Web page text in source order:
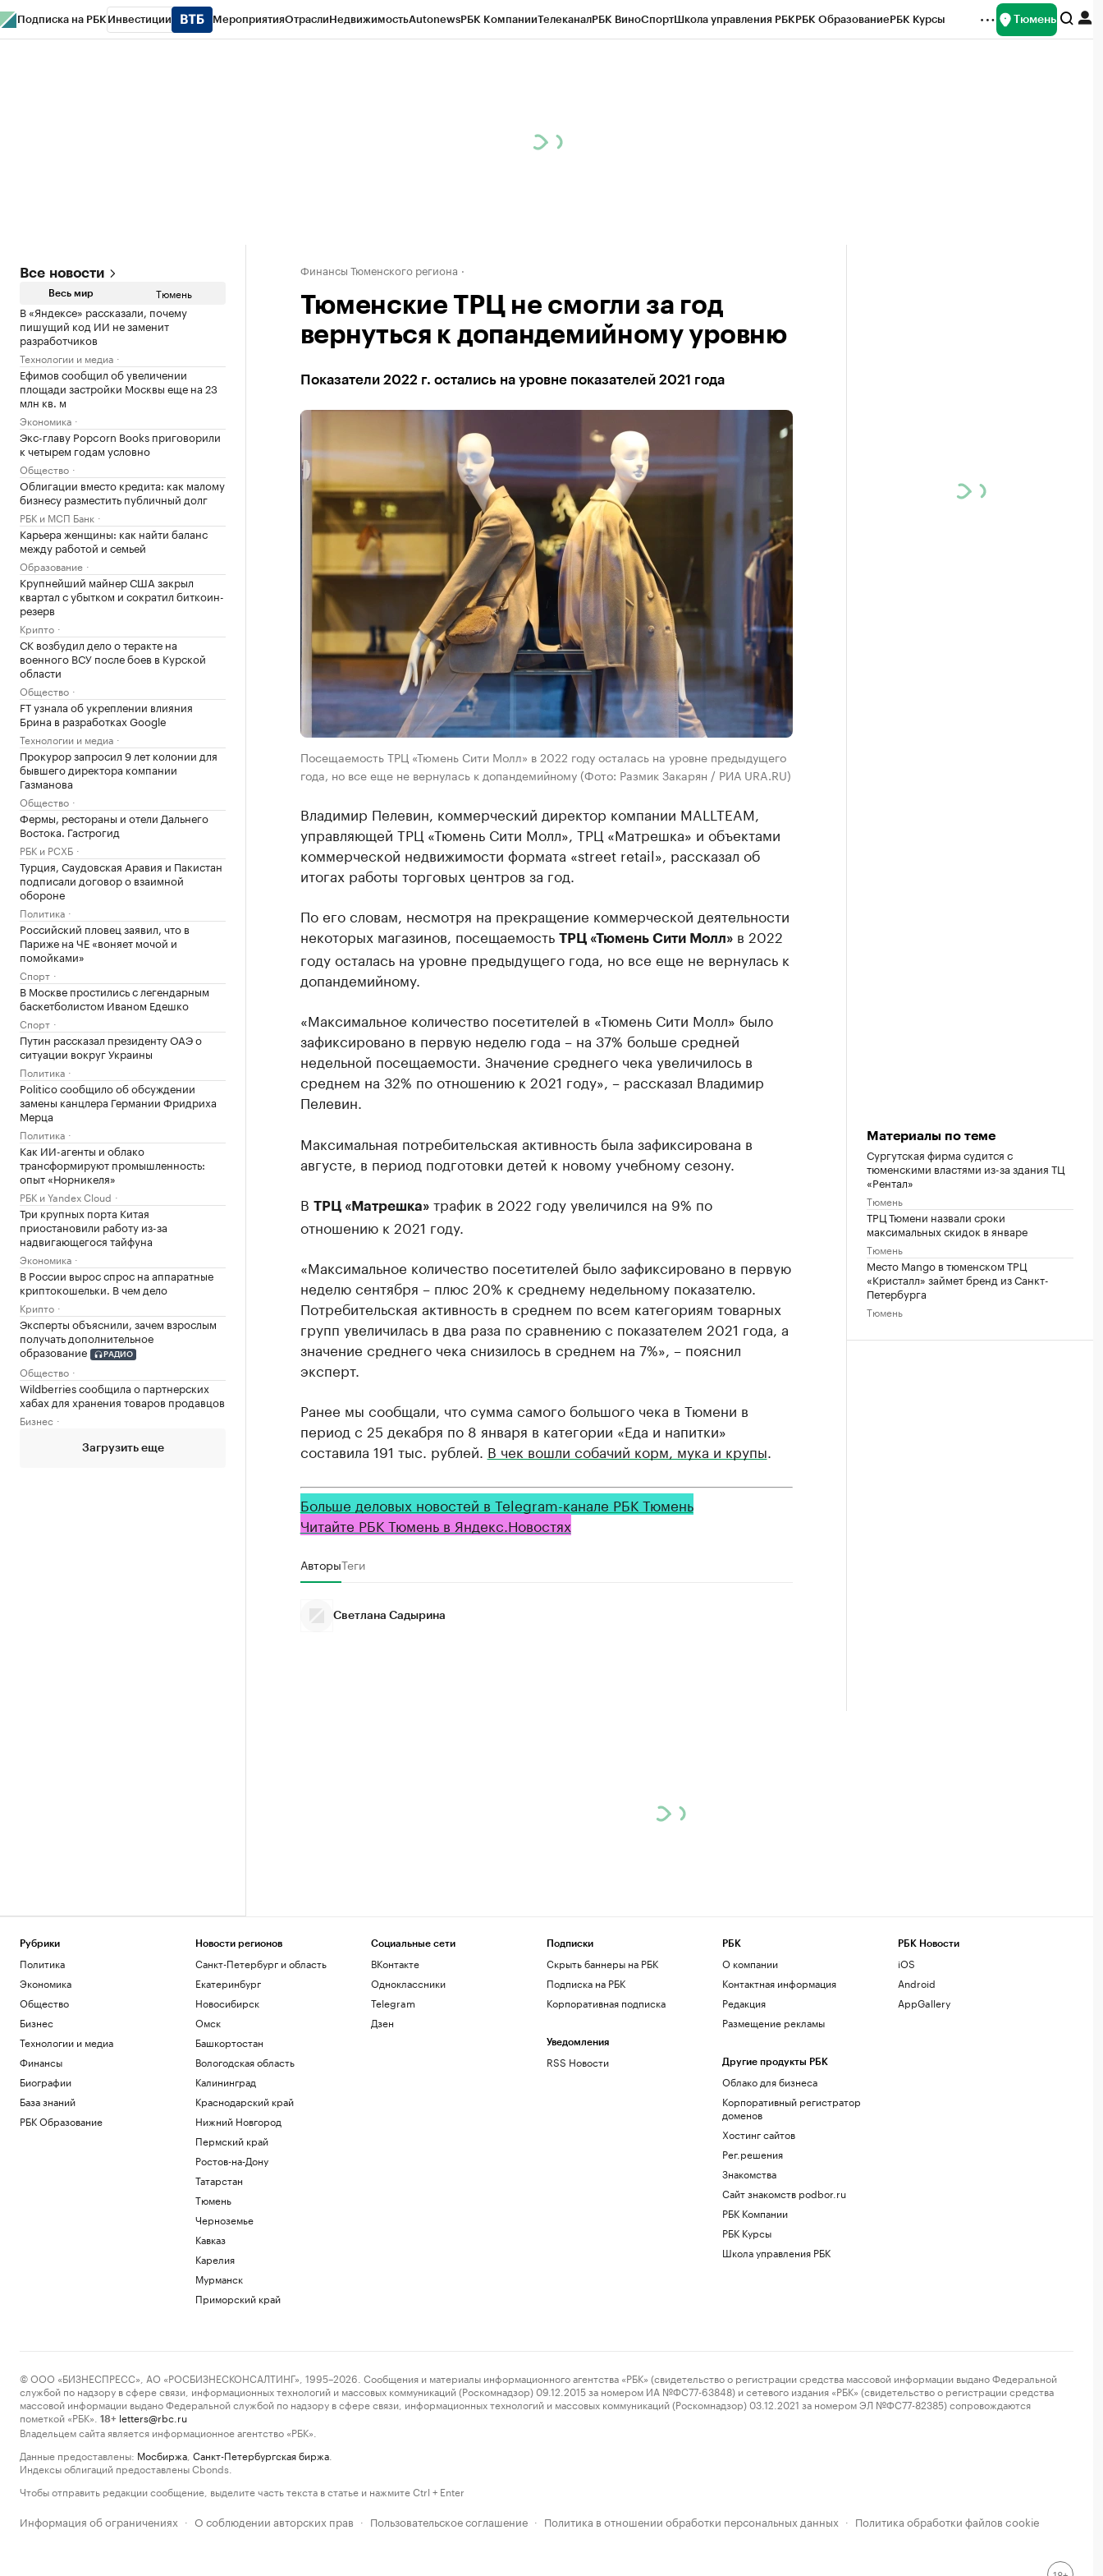
Подписка на РБК Инвестиции МероприятияОтраслиНедвижимостьAutonewsРБК КомпанииТелеканалРБК ВиноСпортШкола управления РБКРБК ОбразованиеРБК Курсы Тюмень
Все новости
Весь мир Тюмень
В «Яндексе» рассказали, почему
пишущий код ИИ не заменит
разработчиков
Технологии и медиа
Ефимов сообщил об увеличении
площади застройки Москвы еще на 23
млн кв. м
Экономика
Экс-главу Popcorn Books приговорили
к четырем годам условно
Общество
Облигации вместо кредита: как малому
бизнесу разместить публичный долг
РБК и МСП Банк
Карьера женщины: как найти баланс
между работой и семьей
Образование
Крупнейший майнер США закрыл
квартал с убытком и сократил биткоин-
резерв
Крипто
СК возбудил дело о теракте на
военного ВСУ после боев в Курской
области
Общество
FT узнала об укреплении влияния
Брина в разработках Google
Технологии и медиа
Прокурор запросил 9 лет колонии для
бывшего директора компании
Газманова
Общество
Фермы, рестораны и отели Дальнего
Востока. Гастрогид
РБК и РСХБ
Турция, Саудовская Аравия и Пакистан
подписали договор о взаимной
обороне
Политика
Российский пловец заявил, что в
Париже на ЧЕ «воняет мочой и
помойками»
Спорт
В Москве простились с легендарным
баскетболистом Иваном Едешко
Спорт
Путин рассказал президенту ОАЭ о
ситуации вокруг Украины
Политика
Politico сообщило об обсуждении
замены канцлера Германии Фридриха
Мерца
Политика
Как ИИ-агенты и облако
трансформируют промышленность:
опыт «Норникеля»
РБК и Yandex Cloud
Три крупных порта Китая
приостановили работу из-за
надвигающегося тайфуна
Экономика
В России вырос спрос на аппаратные
криптокошельки. В чем дело
Крипто
Эксперты объяснили, зачем взрослым
получать дополнительное
образование
РАДИО
Общество
Wildberries сообщила о партнерских
хабах для хранения товаров продавцов
Бизнес
Загрузить еще
Финансы Тюменского региона
Тюменские ТРЦ не смогли за год
вернуться к допандемийному уровню
Показатели 2022 г. остались на уровне показателей 2021 года
Посещаемость ТРЦ «Тюмень Сити Молл» в 2022 году осталась на уровне предыдущего
года, но все еще не вернулась к допандемийному (Фото: Размик Закарян / РИА URA.RU)
Владимир Пелевин, коммерческий директор компании MALLTEAM,
управляющей ТРЦ «Тюмень Сити Молл», ТРЦ «Матрешка» и объектами
коммерческой недвижимости формата «street retail», рассказал об
итогах работы торговых центров за год.
По его словам, несмотря на прекращение коммерческой деятельности
некоторых магазинов, посещаемость ТРЦ «Тюмень Сити Молл»в 2022
году осталась на уровне предыдущего года, но все еще не вернулась к
допандемийному.
«Максимальное количество посетителей в «Тюмень Сити Молл» было
зафиксировано в первую неделю года – на 37% больше средней
недельной посещаемости. Значение среднего чека увеличилось в
среднем на 32% по отношению к 2021 году», – рассказал Владимир
Пелевин.
Максимальная потребительская активность была зафиксирована в
августе, в период подготовки детей к новому учебному сезону.
В ТРЦ «Матрешка»трафик в 2022 году увеличился на 9% по
отношению к 2021 году.
«Максимальное количество посетителей было зафиксировано в первую
неделю сентября – плюс 20% к среднему недельному показателю.
Потребительская активность в среднем по всем категориям товарных
групп увеличилась в два раза по сравнению с показателем 2021 года, а
значение среднего чека снизилось в среднем на 7%», – пояснил
эксперт.
Ранее мы сообщали, что сумма самого большого чека в Тюмени в
период с 25 декабря по 8 января в категории «Еда и напитки»
составила 191 тыс. рублей. В чек вошли собачий корм, мука и крупы
Больше деловых новостей в Telegram-канале РБК Тюмень
Читайте РБК Тюмень в Яндекс.Новостях
АвторыТеги
Светлана Садырина
Материалы по теме
Сургутская фирма судится с
тюменскими властями из-за здания ТЦ
«Рентал»
Тюмень
ТРЦ Тюмени назвали сроки
максимальных скидок в январе
Тюмень
Место Mango в тюменском ТРЦ
«Кристалл» займет бренд из Санкт-
Петербурга
Тюмень
Рубрики
Политика
Экономика
Общество
Бизнес
Технологии и медиа
Финансы
Биографии
База знаний
РБК Образование
Новости регионов
Санкт-Петербург и область
Екатеринбург
Новосибирск
Омск
Башкортостан
Вологодская область
Калининград
Краснодарский край
Нижний Новгород
Пермский край
Ростов-на-Дону
Татарстан
Тюмень
Черноземье
Кавказ
Карелия
Мурманск
Приморский край
Социальные сети
ВКонтакте
Одноклассники
Telegram
Дзен
Подписки
Скрыть баннеры на РБК
Подписка на РБК
Корпоративная подписка
Уведомления
RSS Новости
РБК
О компании
Контактная информация
Редакция
Размещение рекламы
Другие продукты РБК
Облако для бизнеса
Корпоративный регистратор
доменов
Хостинг сайтов
Рег.решения
Знакомства
Сайт знакомств podbor.ru
РБК Компании
РБК Курсы
Школа управления РБК
РБК Новости
iOS
Android
AppGallery
© ООО «БИЗНЕСПРЕСС», АО «РОСБИЗНЕСКОНСАЛТИНГ», 1995–2026. Сообщения и материалы информационного агентства «РБК» (свидетельство о регистрации средства массовой информации выдано Федеральной
службой по надзору в сфере связи, информационных технологий и массовых коммуникаций (Роскомнадзор) 09.12.2015 за номером ИА №ФС77-63848) и сетевого издания «РБК» (свидетельство о регистрации средства
массовой информации выдано Федеральной службой по надзору в сфере связи, информационных технологий и массовых коммуникаций (Роскомнадзор) 03.12.2021 за номером ЭЛ №ФС77-82385) сопровождаются
пометкой «РБК».
18+ letters@rbc.ru
Владельцем сайта является информационное агентство «РБК».
Данные предоставлены: Мосбиржа Санкт-Петербургская биржа
Индексы облигаций предоставлены Cbonds.
Чтобы отправить редакции сообщение, выделите часть текста в статье и нажмите Ctrl + Enter
Информация об ограничениях · О соблюдении авторских прав · Пользовательское соглашение · Политика в отношении обработки персональных данных · Политика обработки файлов cookie